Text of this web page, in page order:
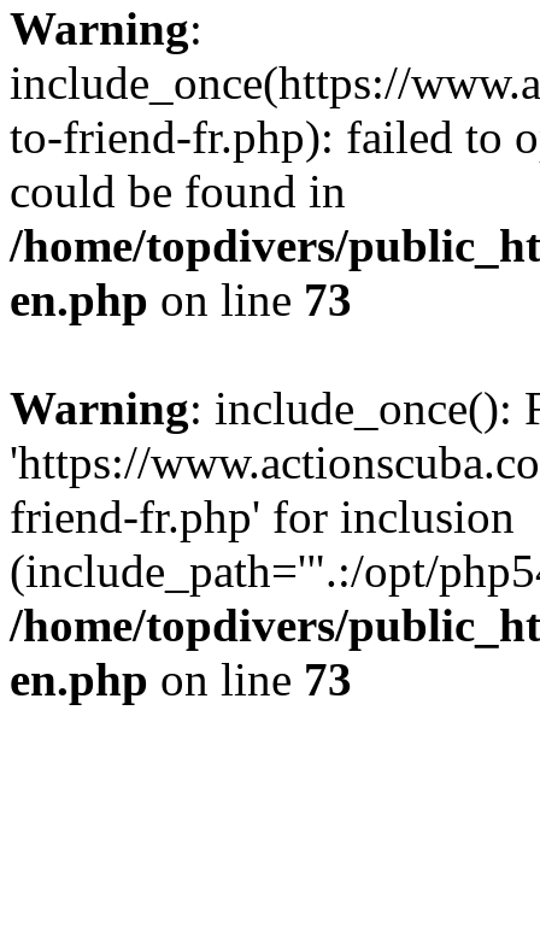
Warning:
include_once(https://
to-friend-fr.php): failed to
could be found in
/home/topdivers/
en.php on line 73
Warning: include_once():
'https://
friend-fr.php' for inclusion
(include_path='".:/opt/
/home/topdivers/
en.php on line 73